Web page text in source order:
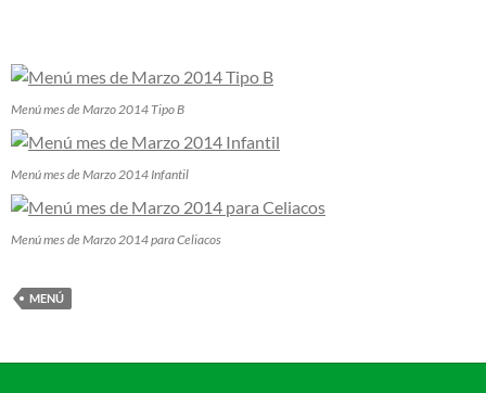
Menú mes de Marzo 2014 Tipo B
Menú mes de Marzo 2014 Infantil
Menú mes de Marzo 2014 para Celiacos
MENÚ